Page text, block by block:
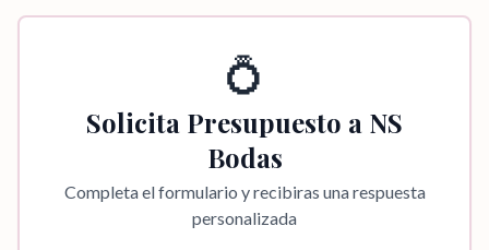
💍
Solicita Presupuesto a NS
Bodas
Completa el formulario y recibiras una respuesta
personalizada